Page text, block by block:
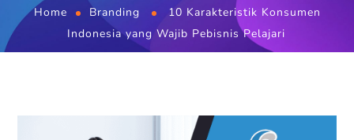
Home Branding
10 Karakteristik Konsumen
Indonesia yang Wajib Pebisnis Pelajari